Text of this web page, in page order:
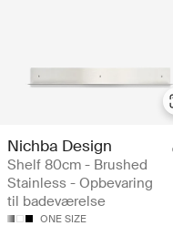
Nichba Design
Shelf 80cm - Brushed
Stainless - Opbevaring
til badeværelse
ONE SIZE